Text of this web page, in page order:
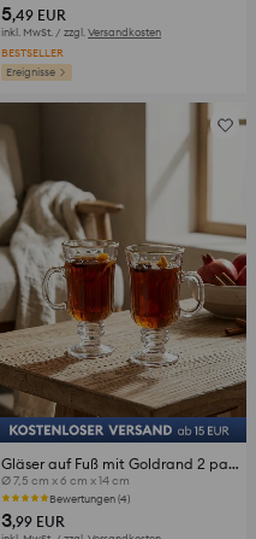
5,49 EUR
inkl. MwSt. / zzgl.Versandkosten
BESTSELLER
Ereignisse
Gläser auf Fuß mit Goldrand 2 pack
Ø 7,5 cm x 6 cm x 14 cm
Bewertungen (4)
3,99 EUR